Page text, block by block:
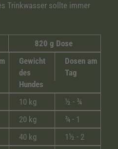
Trinkwasser sollte immer
820 g Dose
Dosen am
Tag
Gewicht
des
Hundes
½ - ¾
10 kg
¾ - 1
20 kg
1½ - 2
40 kg